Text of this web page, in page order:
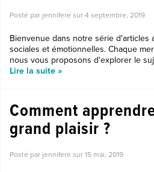
Posté par jennifere sur 4 septembre, 2019
Bienvenue dans notre série d'articles
sociales et émotionnelles. Chaque
nous vous proposons d'explorer le
Lire la suite »
Comment
grand plaisir ?
Posté par jennifere sur 15 mai, 2019